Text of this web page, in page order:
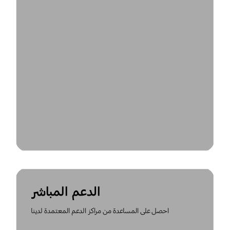
الدعم المباشر
احصل على المساعدة من مراكز الدعم المعتمدة لدينا